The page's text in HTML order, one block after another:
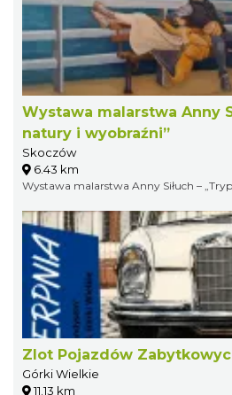
Wystawa malarstwa Anny
natury i wyobraźni”
Skoczów
6.43 km
Wystawa malarstwa Anny Siłuch –
Zlot Pojazdów
Górki Wielkie
11.13 km